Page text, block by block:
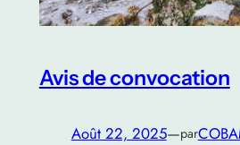
Avis de convocation
Août 22, 2025—par